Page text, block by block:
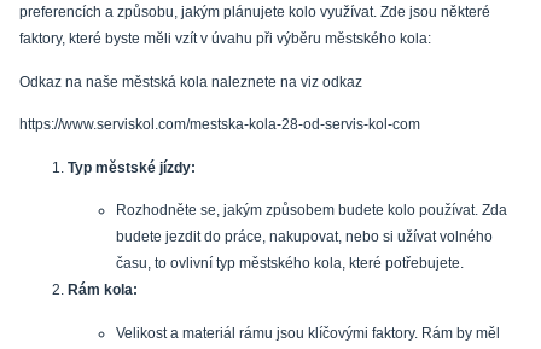
preferencích a způsobu, jakým plánujete kolo využívat. Zde jsou některé
faktory, které byste měli vzít v úvahu při výběru městského kola:
Odkaz na naše městská kola naleznete na viz odkaz
https://www.serviskol.com/mestska-kola-28-od-servis-kol-com
Typ městské jízdy:
Rozhodněte se, jakým způsobem budete kolo používat. Zda
budete jezdit do práce, nakupovat, nebo si užívat volného
času, to ovlivní typ městského kola, které potřebujete.
Rám kola:
Velikost a materiál rámu jsou klíčovými faktory. Rám by měl